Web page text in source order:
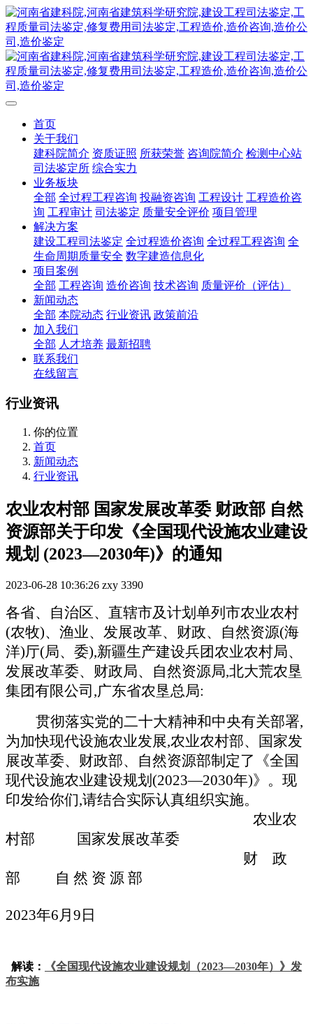
首页
关于我们
建科院简介 资质证照 所获荣誉 咨询院简介 检测中心站
司法鉴定所 综合实力
业务板块
全部 全过程工程咨询 投融资咨询 工程设计 工程造价咨
询 工程审计 司法鉴定 质量安全评价 项目管理
解决方案
建设工程司法鉴定 全过程造价咨询 全过程工程咨询 全
生命周期质量安全 数字建造信息化
项目案例
全部 工程咨询 造价咨询 技术咨询 质量评价（评估）
新闻动态
全部 本院动态 行业资讯 政策前沿
加入我们
全部 人才培养 最新招聘
联系我们
在线留言
行业资讯
你的位置
首页
新闻动态
行业资讯
农业农村部 国家发展改革委 财政部 自然
资源部关于印发《全国现代设施农业建设
规划 (2023—2030年)》的通知
2023-06-28 10:36:26 zxy 3390
各省、自治区、直辖市及计划单列市农业农村
(农牧)、渔业、发展改革、财政、自然资源(海
洋)厅(局、委),新疆生产建设兵团农业农村局、
发展改革委、财政局、自然资源局,北大荒农垦
集团有限公司,广东省农垦总局:
贯彻落实党的二十大精神和中央有关部署,
为加快现代设施农业发展,农业农村部、国家发
展改革委、财政部、自然资源部制定了《全国
现代设施农业建设规划(2023—2030年)》。现
印发给你们,请结合实际认真组织实施。
农业农
村部
国家发展改革委
财 政
部
自 然 资 源 部
2023年6月9日
解读：
《全国现代设施农业建设规划（2023—2030年）》发
布实施